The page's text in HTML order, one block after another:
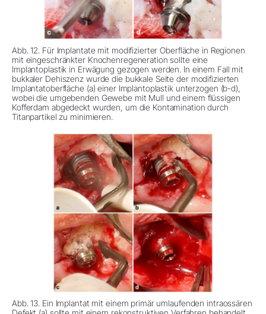
Abb. 12. Für Implantate mit modifizierter Oberfläche in Regionen
mit eingeschränkter Knochenregeneration sollte eine
Implantoplastik in Erwägung gezogen werden. In einem Fall mit
bukkaler Dehiszenz wurde die bukkale Seite der modifizierten
Implantatoberfläche (a) einer Implantoplastik unterzogen (b-d),
wobei die umgebenden Gewebe mit Mull und einem flüssigen
Kofferdam abgedeckt wurden, um die Kontamination durch
Titanpartikel zu minimieren.
Abb. 13. Ein Implantat mit einem primär umlaufenden intraossären